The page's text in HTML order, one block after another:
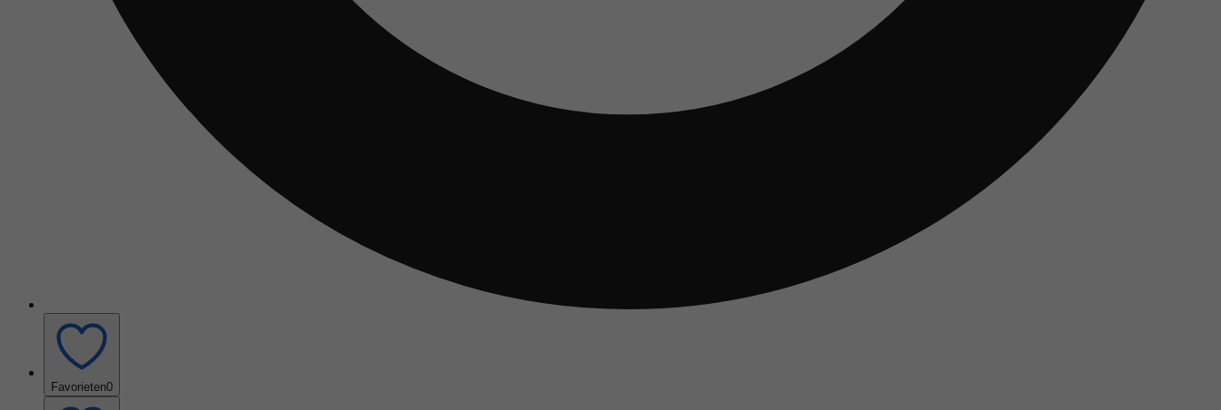
Favorieten0